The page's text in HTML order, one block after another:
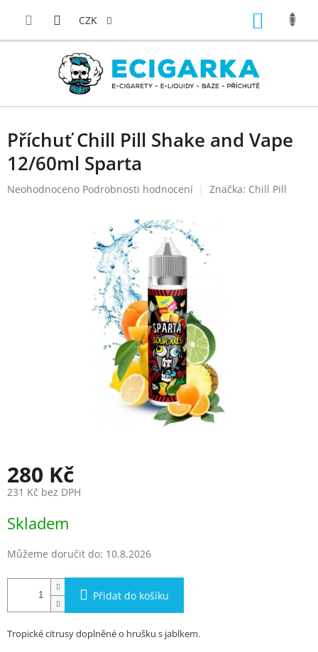
CZK
Příchuť Chill Pill Shake and Vape
12/60ml Sparta
Průměrné
Neohodnoceno Podrobnosti hodnocení Značka: Chill Pill
280 Kč
231 Kč bez DPH
cena:
Skladem
Můžeme doručit do: 10.8.2026
Přidat do košíku
Tropické citrusy doplněné o hrušku s jablkem.